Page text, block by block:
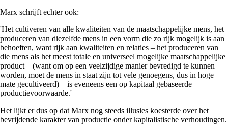
Marx schrijft echter ook:
'Het cultiveren van alle kwaliteiten van de maatschappelijke mens, het
produceren van diezelfde mens in een vorm die zo rijk mogelijk is aan
behoeften, want rijk aan kwaliteiten en relaties – het produceren van
die mens als het meest totale en universeel mogelijke maatschappelijke
product – (want om op een veelzijdige manier bevredigd te kunnen
worden, moet de mens in staat zijn tot vele genoegens, dus in hoge
mate gecultiveerd) – is eveneens een op kapitaal gebaseerde
productievoorwaarde.'
Het lijkt er dus op dat Marx nog steeds illusies koesterde over het
bevrijdende karakter van productie onder kapitalistische verhoudingen.